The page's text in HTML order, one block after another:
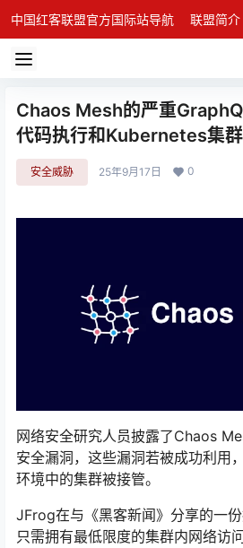
中国红客联盟官方国际站导航 联盟简介
Chaos Mesh的严重
代码执行和Kubernetes集
安全威胁 25年9月17日 0
网络安全研究人员披露了Chaos
安全漏洞，这些漏洞若被成功利用
环境中的集群被接管。
JFrog在与《黑客新闻》分享的一
只需拥有最低限度的集群内网络访